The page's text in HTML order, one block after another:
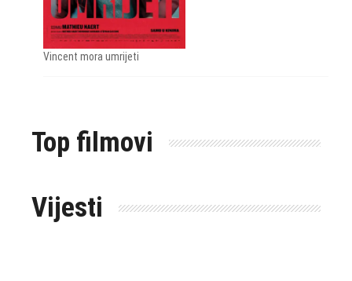
Vincent mora umrijeti
Top filmovi
Vijesti